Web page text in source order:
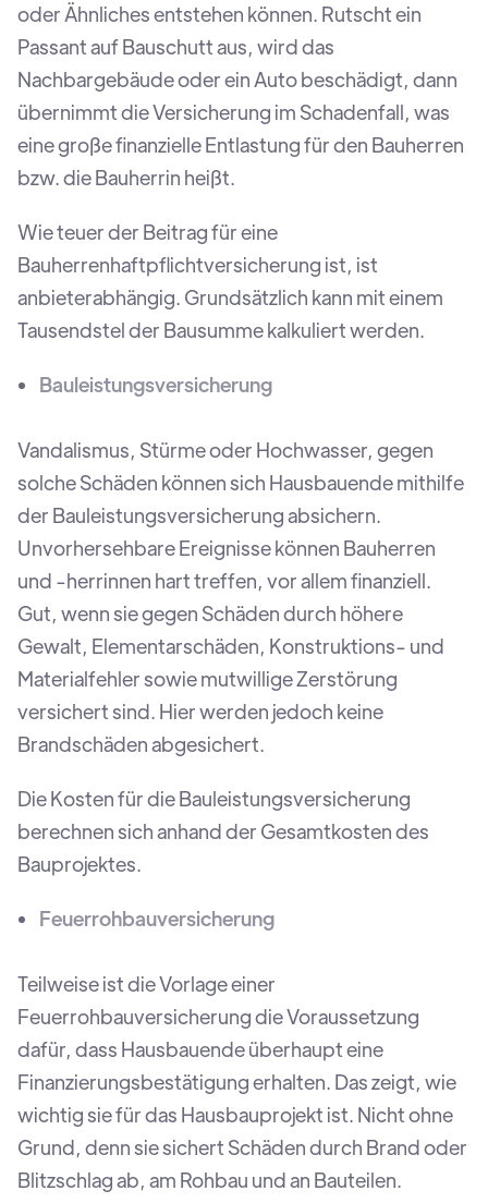
oder Ähnliches entstehen können. Rutscht ein
Passant auf Bauschutt aus, wird das
Nachbargebäude oder ein Auto beschädigt, dann
übernimmt die Versicherung im Schadenfall, was
eine große finanzielle Entlastung für den Bauherren
bzw. die Bauherrin heißt.
Wie teuer der Beitrag für eine
Bauherrenhaftpflichtversicherung ist, ist
anbieterabhängig. Grundsätzlich kann mit einem
Tausendstel der Bausumme kalkuliert werden.
Bauleistungsversicherung
Vandalismus, Stürme oder Hochwasser, gegen
solche Schäden können sich Hausbauende mithilfe
der Bauleistungsversicherung absichern.
Unvorhersehbare Ereignisse können Bauherren
und -herrinnen hart treffen, vor allem finanziell.
Gut, wenn sie gegen Schäden durch höhere
Gewalt, Elementarschäden, Konstruktions- und
Materialfehler sowie mutwillige Zerstörung
versichert sind. Hier werden jedoch keine
Brandschäden abgesichert.
Die Kosten für die Bauleistungsversicherung
berechnen sich anhand der Gesamtkosten des
Bauprojektes.
Feuerrohbauversicherung
Teilweise ist die Vorlage einer
Feuerrohbauversicherung die Voraussetzung
dafür, dass Hausbauende überhaupt eine
Finanzierungsbestätigung erhalten. Das zeigt, wie
wichtig sie für das Hausbauprojekt ist. Nicht ohne
Grund, denn sie sichert Schäden durch Brand oder
Blitzschlag ab, am Rohbau und an Bauteilen.